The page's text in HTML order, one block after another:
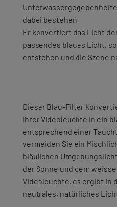
dabei bestehen.
Er konvertiert das Licht
passendes blaues Licht,
entstehen und die Szene
Dieser Blau-Filter
Ihrer Videoleuchte in ein
entsprechend einer
vermeiden Sie ein
bläulichen Umgebungslicht
der Sonne und dem
Videoleuchte, es ergibt in
neutrales, natürliches